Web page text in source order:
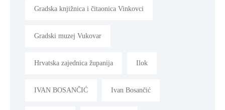
Gradska knjižnica i čitaonica Vinkovci
Gradski muzej Vukovar
Hrvatska zajednica županija Ilok
IVAN BOSANČIĆ Ivan Bosančić